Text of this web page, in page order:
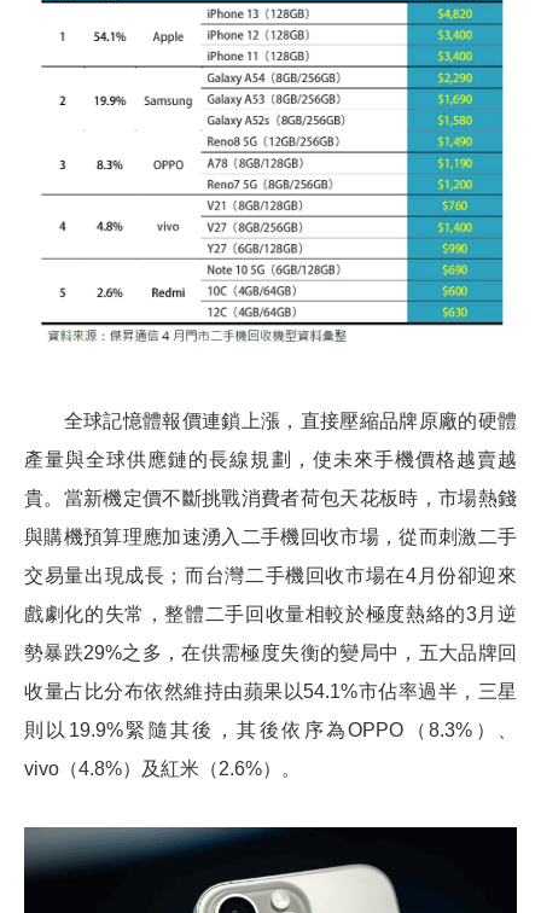
全球記憶體報價連鎖上漲，直接壓縮品牌原廠的硬體
產量與全球供應鏈的長線規劃，使未來手機價格越賣越
貴。當新機定價不斷挑戰消費者荷包天花板時，市場熱錢
與購機預算理應加速湧入二手機回收市場，從而刺激二手
交易量出現成長；而台灣二手機回收市場在4月份卻迎來
戲劇化的失常，整體二手回收量相較於極度熱絡的3月逆
勢暴跌29%之多，在供需極度失衡的變局中，五大品牌回
收量占比分布依然維持由蘋果以54.1%市佔率過半，三星
則以19.9%緊隨其後，其後依序為OPPO（8.3%）、
vivo（4.8%）及紅米（2.6%）。